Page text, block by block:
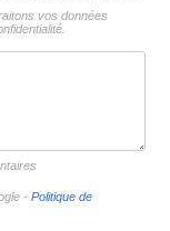
vos données
- Politique de